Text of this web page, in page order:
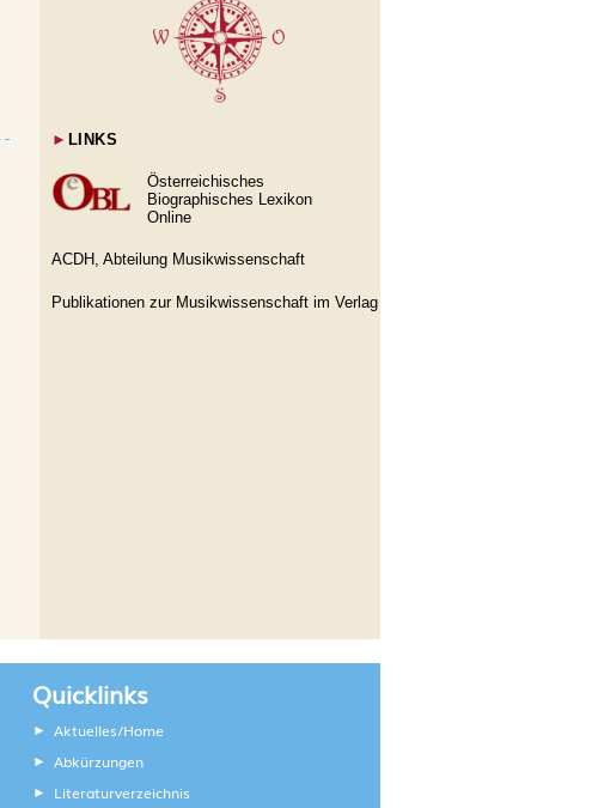
► LINKS
Österreichisches
Biographisches Lexikon
Online
ACDH, Abteilung Musikwissenschaft
Publikationen zur Musikwissenschaft im Verlag
Quicklinks
Aktuelles/Home
Abkürzungen
Literaturverzeichnis